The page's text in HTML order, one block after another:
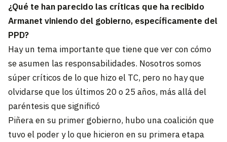
¿Qué te han parecido las críticas que ha recibido
Armanet viniendo del gobierno, específicamente del
PPD?
Hay un tema importante que tiene que ver con cómo
se asumen las responsabilidades. Nosotros somos
súper críticos de lo que hizo el TC, pero no hay que
olvidarse que los últimos 20 o 25 años, más allá del
paréntesis que significó
Piñera en su primer gobierno, hubo una coalición que
tuvo el poder y lo que hicieron en su primera etapa